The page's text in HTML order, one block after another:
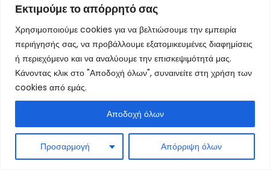
Εκτιμούμε το απόρρητό σας
Χρησιμοποιούμε cookies για να βελτιώσουμε την εμπειρία
περιήγησής σας, να προβάλλουμε εξατομικευμένες διαφημίσεις
ή περιεχόμενο και να αναλύουμε την επισκεψιμότητά μας.
Κάνοντας κλικ στο "Αποδοχή όλων", συναινείτε στη χρήση των
cookies από εμάς.
Προσαρμογή Απόρριψη όλων
Αποδοχή όλων
εφαρμοστέο δίκαιο ή τα δικαιώματα πνευματικής ιδιοκτησίας
υποαδειοδοτούμενη, χωρίς δικαιώματα, παγκόσμια άδεια χρήσης
οποιουδήποτε Περιεχομένου Χρήστη που δημοσιεύετε στο
kalogritsasrent ή σε σχέση με αυτό. Αυτή η άδεια διαρκεί μέχρι να
τερματίσετε τον λογαριασμό σας στο kalogritsasrent, εκτός από
την περίπτωση του Περιεχομένου Χρήστη που έχετε δημοσιεύσει,
δημοσιοποιήσει ή/και κοινοποιήσει σε άλλους. Εκτός από τα
δικαιώματα που παρέχονται ρητά στο παρόν, διατηρείτε την
δικαιωμάτων πνευματικής ιδιοκτησίας, στο Περιεχόμενο Χρήστη
που δημοσιεύετε στην Υπηρεσία kalogritsasrent, εκτός από το ότι,